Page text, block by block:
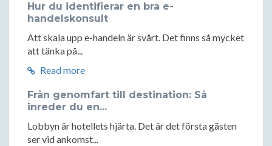
Hur du identifierar en bra e-
handelskonsult
Att skala upp e-handeln är svårt. Det finns så mycket
att tänka på...
Read more
Från genomfart till destination: Så
inreder du en...
Lobbyn är hotellets hjärta. Det är det första gästen
ser vid ankomst...